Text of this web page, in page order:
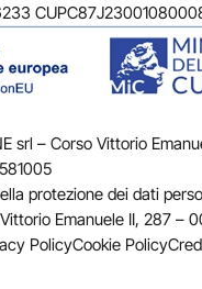
srl – Corso Vittorio
protezione dei dati
Emanuele II, 287 –
PolicyCookie Policy